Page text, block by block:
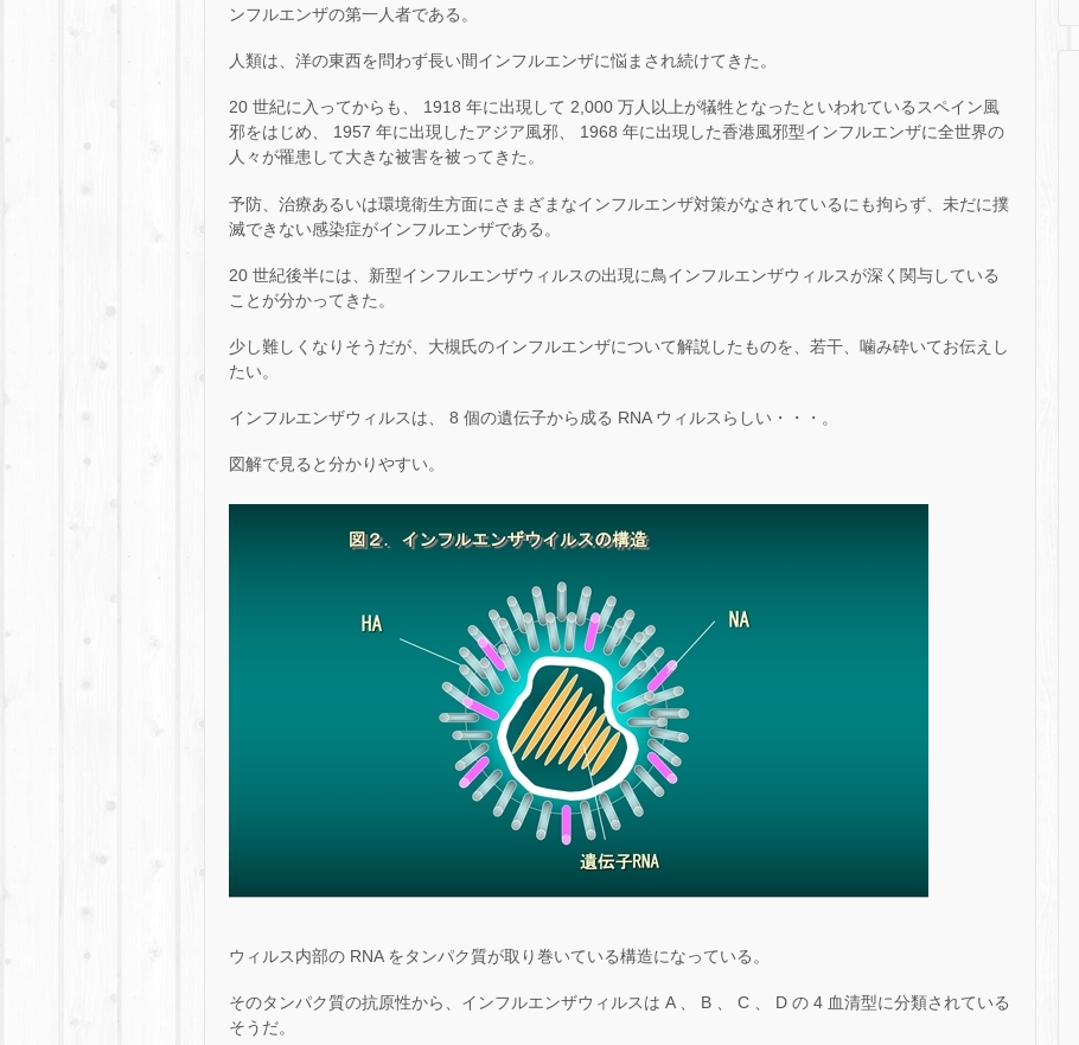
ンフルエンザの第一人者である。
人類は、洋の東西を問わず長い間インフルエンザに悩まされ続けてきた。
20 世紀に入ってからも、 1918 年に出現して 2,000 万人以上が犠牲となったといわれているスペイン風
邪をはじめ、 1957 年に出現したアジア風邪、 1968 年に出現した香港風邪型インフルエンザに全世界の
人々が罹患して大きな被害を被ってきた。
予防、治療あるいは環境衛生方面にさまざまなインフルエンザ対策がなされているにも拘らず、未だに撲
滅できない感染症がインフルエンザである。
20 世紀後半には、新型インフルエンザウィルスの出現に鳥インフルエンザウィルスが深く関与している
ことが分かってきた。
少し難しくなりそうだが、大槻氏のインフルエンザについて解説したものを、若干、噛み砕いてお伝えし
たい。
インフルエンザウィルスは、 8 個の遺伝子から成る RNA ウィルスらしい・・・。
図解で見ると分かりやすい。
ウィルス内部の RNA をタンパク質が取り巻いている構造になっている。
そのタンパク質の抗原性から、インフルエンザウィルスは A 、 B 、 C 、 D の 4 血清型に分類されている
そうだ。